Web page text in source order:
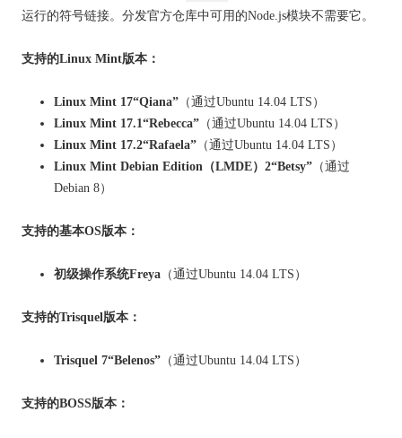
运行的符号链接。 分发官方仓库中可用的Node.js模块不需要它。
支持的Linux Mint版本：
Linux Mint 17“Qiana” （通过Ubuntu 14.04 LTS）
Linux Mint 17.1“Rebecca” （通过Ubuntu 14.04 LTS）
Linux Mint 17.2“Rafaela” （通过Ubuntu 14.04 LTS）
Linux Mint Debian Edition（LMDE）2“Betsy” （通过
Debian 8）
支持的基本OS版本：
初级操作系统Freya （通过Ubuntu 14.04 LTS）
支持的Trisquel版本：
Trisquel 7“Belenos” （通过Ubuntu 14.04 LTS）
支持的BOSS版本：